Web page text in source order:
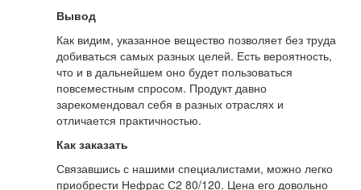
Вывод
Как видим, указанное вещество позволяет без труда
добиваться самых разных целей. Есть вероятность,
что и в дальнейшем оно будет пользоваться
повсеместным спросом. Продукт давно
зарекомендовал себя в разных отраслях и
отличается практичностью.
Как заказать
Связавшись с нашими специалистами, можно легко
приобрести Нефрас С2 80/120. Цена его довольно